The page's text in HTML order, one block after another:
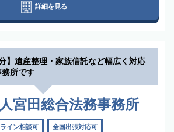
詳細を見る
】遺産整理・家族信託など幅広く対応
所です
宮田総合法務事務所
イン相談可 全国出張対応可